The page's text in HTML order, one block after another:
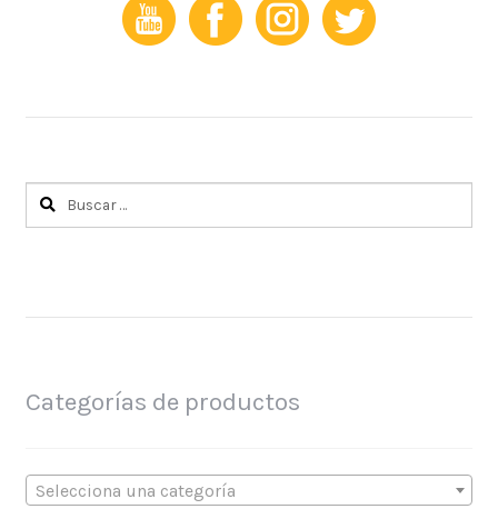
Buscar:
Categorías de productos
Selecciona una categoría